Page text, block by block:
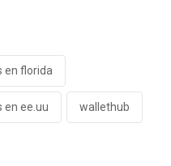
en florida
en ee.uu wallethub